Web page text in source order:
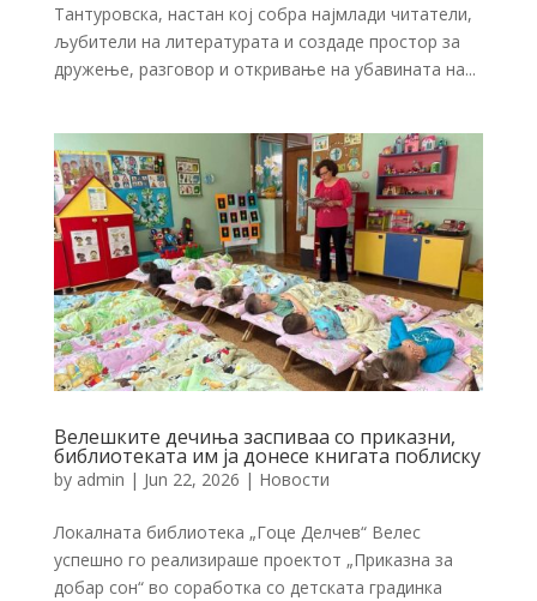
Тантуровска, настан кој собра најмлади читатели,
љубители на литературата и создаде простор за
дружење, разговор и откривање на убавината на...
Велешките дечиња заспиваа со приказни,
библиотеката им ја донесе книгата поблиску
by admin | Jun 22, 2026 | Новости
Локалната библиотека „Гоце Делчев“ Велес
успешно го реализираше проектот „Приказна за
добар сон“ во соработка со детската градинка